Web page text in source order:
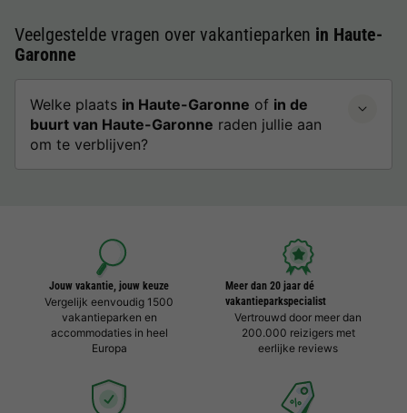
Veelgestelde vragen over vakantieparken in Haute-
Garonne
Welke plaats in Haute-Garonne of in de
buurt van Haute-Garonne raden jullie aan
om te verblijven?
Jouw vakantie, jouw keuze
Vergelijk eenvoudig 1500
vakantieparken en
accommodaties in heel
Europa
Meer dan 20 jaar dé
vakantieparkspecialist
Vertrouwd door meer dan
200.000 reizigers met
eerlijke reviews